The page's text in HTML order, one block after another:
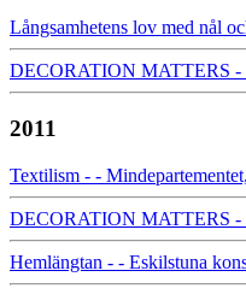
Långsamhetens lov med nål
DECORATION MATTERS -
2011
Textilism - -
DECORATION MATTERS -
Hemlängtan - - Eskilstuna